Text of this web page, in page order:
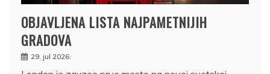
OBJAVLJENA LISTA NAJPAMETNIJIH
GRADOVA
29. jul 2026.